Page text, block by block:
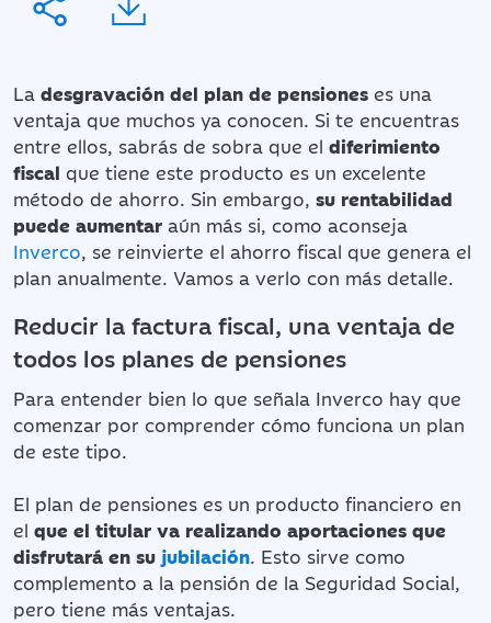
La desgravación del plan de pensiones es una
ventaja que muchos ya conocen. Si te encuentras
entre ellos, sabrás de sobra que el diferimiento
fiscal que tiene este producto es un excelente
método de ahorro. Sin embargo, su rentabilidad
puede aumentar aún más si, como aconseja
Inverco, se reinvierte el ahorro fiscal que genera el
plan anualmente. Vamos a verlo con más detalle.
Reducir la factura fiscal, una ventaja de
todos los planes de pensiones
Para entender bien lo que señala Inverco hay que
comenzar por comprender cómo funciona un plan
de este tipo.
El plan de pensiones es un producto financiero en
el que el titular va realizando aportaciones que
disfrutará en su jubilación. Esto sirve como
complemento a la pensión de la Seguridad Social,
pero tiene más ventajas.